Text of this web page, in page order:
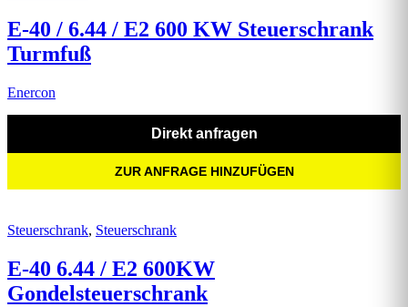
E-40 / 6.44 / E2 600 KW Steuerschrank
Turmfuß
Enercon
Direkt anfragen
ZUR ANFRAGE HINZUFÜGEN
Steuerschrank, Steuerschrank
E-40 6.44 / E2 600KW
Gondelsteuerschrank